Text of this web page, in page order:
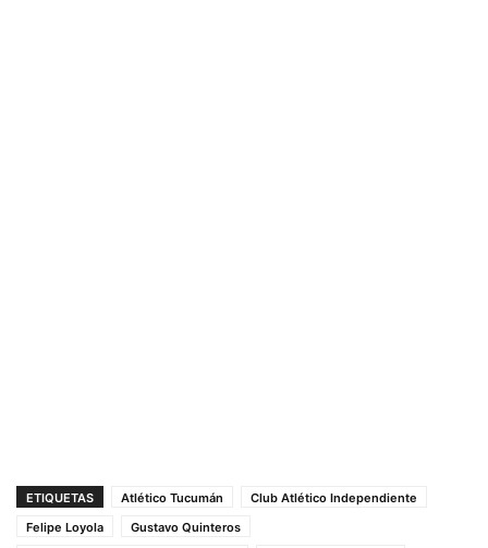
ETIQUETAS Atlético Tucumán
Club Atlético Independiente
Felipe Loyola
Gustavo Quinteros